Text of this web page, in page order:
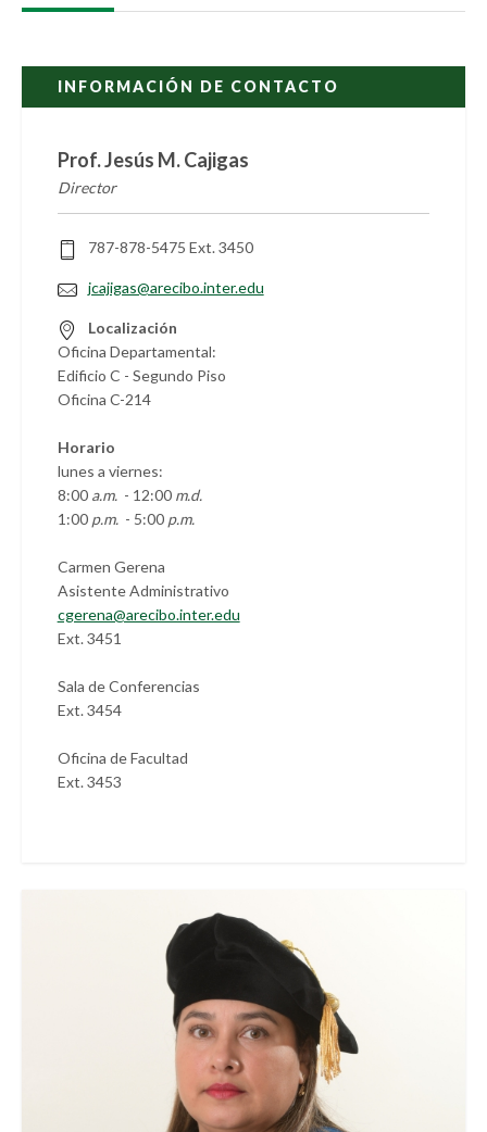
INFORMACIÓN DE CONTACTO
Prof. Jesús M. Cajigas
Director
787-878-5475 Ext. 3450
jcajigas@arecibo.inter.edu
Localización
Oficina Departamental:
Edificio C - Segundo Piso
Oficina C-214
Horario
lunes a viernes:
8:00 a.m. - 12:00 m.d.
1:00 p.m. - 5:00 p.m.
Carmen Gerena
Asistente Administrativo
cgerena@arecibo.inter.edu
Ext. 3451
Sala de Conferencias
Ext. 3454
Oficina de Facultad
Ext. 3453